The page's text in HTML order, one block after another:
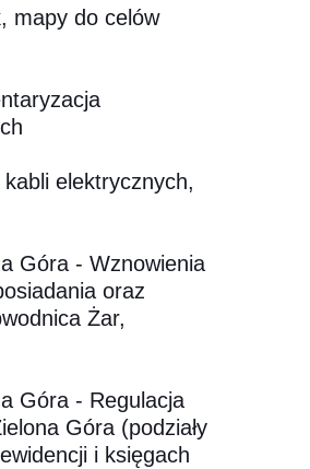
mapy do celów
elektrycznych,
Góra - Wznowienia
oraz
Żar,
Góra - Regulacja
Góra (podziały
i księgach